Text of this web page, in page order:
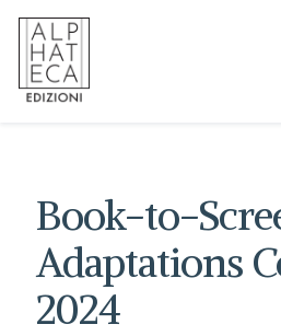
Book-to-
Adaptations
2024